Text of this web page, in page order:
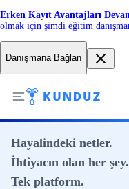
Erken Kayıt Avantajları
olmak için şimdi eğitim
Danışmana Bağlan
Hayalindeki netler.
İhtiyacın olan her şey.
Tek platform.